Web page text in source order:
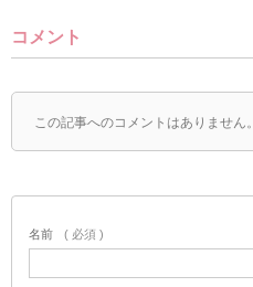
コメント
この記事へのコメントはありません。
名前 ( 必須 )